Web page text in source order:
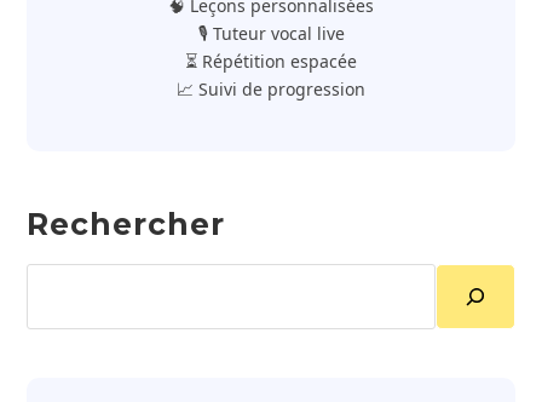
🧠 Leçons personnalisées
🎙️ Tuteur vocal live
⏳ Répétition espacée
📈 Suivi de progression
Rechercher